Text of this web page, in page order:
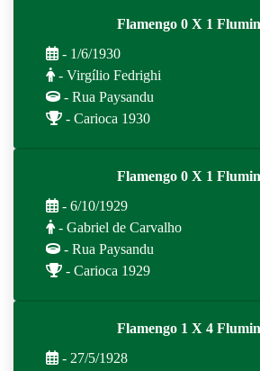
Flamengo 0 X 1
- 1/6/1930
- Virgílio Fedrighi
- Rua Paysandu
- Carioca 1930
Flamengo 0 X 1
- 6/10/1929
- Gabriel de Carvalho
- Rua Paysandu
- Carioca 1929
Flamengo 1 X 4
- 27/5/1928